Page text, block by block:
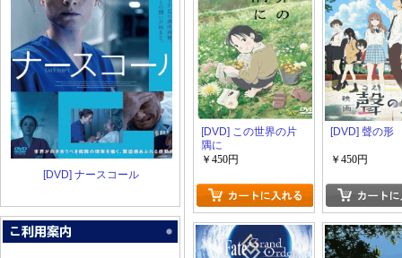
[DVD] ナースコール
[DVD] この世界の片
隅に
￥450円
[DVD] 聲の形
￥450円